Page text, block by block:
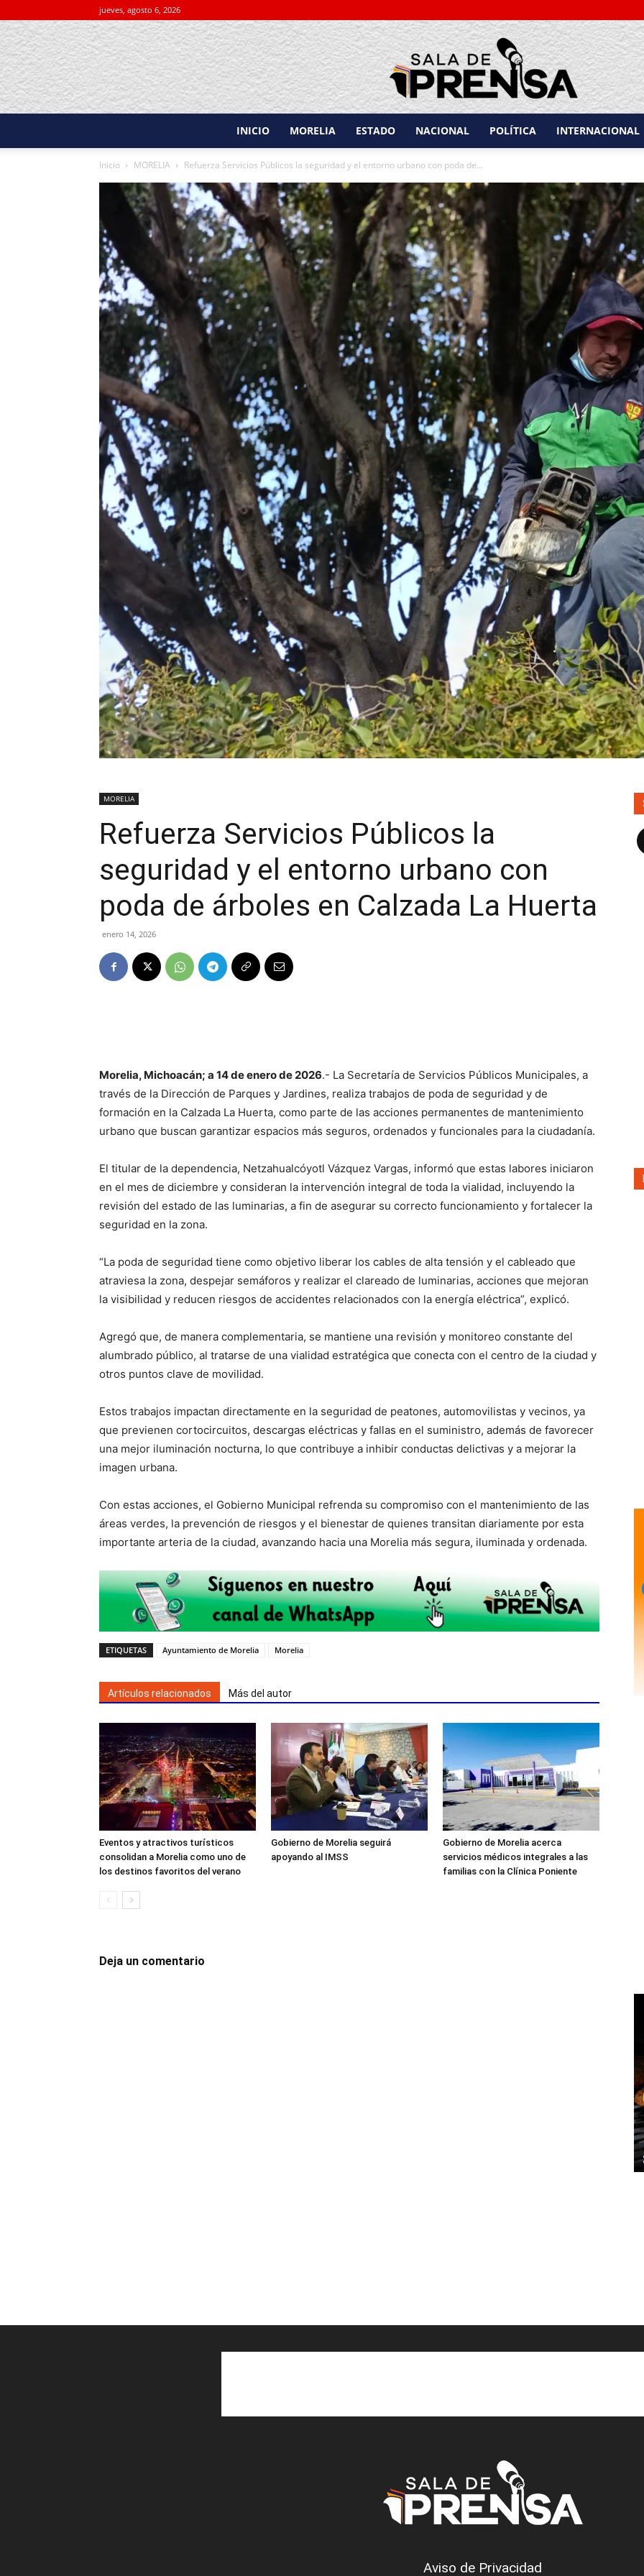
jueves, agosto 6, 2026
Prensa
Noticias
INICIO MORELIA ESTADO NACIONAL POLÍTICA INTERNACIONAL
Inicio MORELIA Refuerza Servicios Públicos la seguridad y el entorno urbano con poda de...
MORELIA
Refuerza Servicios Públicos la
seguridad y el entorno urbano con
poda de árboles en Calzada La Huerta
enero 14, 2026
Morelia, Michoacán; a 14 de enero de 2026.- La Secretaría de Servicios Públicos Municipales, a
través de la Dirección de Parques y Jardines, realiza trabajos de poda de seguridad y de
formación en la Calzada La Huerta, como parte de las acciones permanentes de mantenimiento
urbano que buscan garantizar espacios más seguros, ordenados y funcionales para la ciudadanía.
El titular de la dependencia, Netzahualcóyotl Vázquez Vargas, informó que estas labores iniciaron
en el mes de diciembre y consideran la intervención integral de toda la vialidad, incluyendo la
revisión del estado de las luminarias, a fin de asegurar su correcto funcionamiento y fortalecer la
seguridad en la zona.
“La poda de seguridad tiene como objetivo liberar los cables de alta tensión y el cableado que
atraviesa la zona, despejar semáforos y realizar el clareado de luminarias, acciones que mejoran
la visibilidad y reducen riesgos de accidentes relacionados con la energía eléctrica”, explicó.
Agregó que, de manera complementaria, se mantiene una revisión y monitoreo constante del
alumbrado público, al tratarse de una vialidad estratégica que conecta con el centro de la ciudad y
otros puntos clave de movilidad.
Estos trabajos impactan directamente en la seguridad de peatones, automovilistas y vecinos, ya
que previenen cortocircuitos, descargas eléctricas y fallas en el suministro, además de favorecer
una mejor iluminación nocturna, lo que contribuye a inhibir conductas delictivas y a mejorar la
imagen urbana.
Con estas acciones, el Gobierno Municipal refrenda su compromiso con el mantenimiento de las
áreas verdes, la prevención de riesgos y el bienestar de quienes transitan diariamente por esta
importante arteria de la ciudad, avanzando hacia una Morelia más segura, iluminada y ordenada.
ETIQUETAS Ayuntamiento de Morelia Morelia
Artículos relacionados Más del autor
Eventos y atractivos turísticos
consolidan a Morelia como uno de
los destinos favoritos del verano
Gobierno de Morelia seguirá
apoyando al IMSS
Gobierno de Morelia acerca
servicios médicos integrales a las
familias con la Clínica Poniente
Deja un comentario
Aviso de Privacidad